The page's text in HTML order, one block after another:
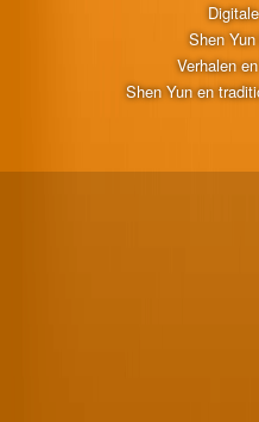
Shen
Verhalen
Shen Yun en